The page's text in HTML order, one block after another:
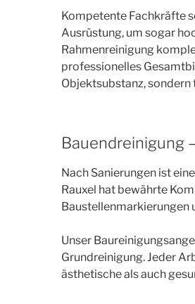
Kompetente Fachkräfte
Ausrüstung, um sogar
Rahmenreinigung
professionelles
Objektsubstanz,
Bauendreinigung
Nach Sanierungen ist
Rauxel hat bewährte
Baustellenmarkierungen
Unser
Grundreinigung. Jeder
ästhetische als auch